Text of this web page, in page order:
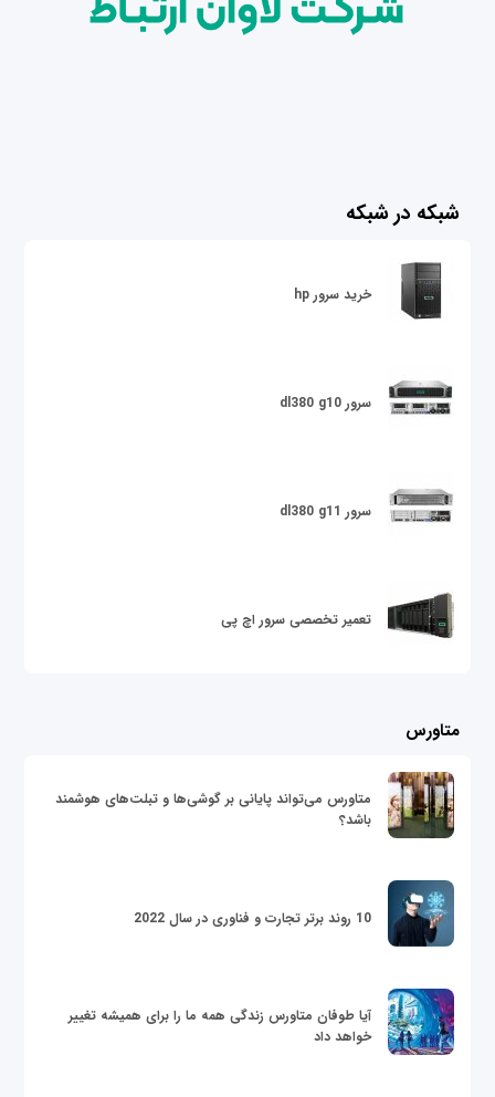
شبکه در شبکه
خرید سرور hp
سرور dl380 g10
سرور dl380 g11
تعمیر تخصصی سرور اچ پی
متاورس
متاورس می‌تواند پایانی بر گوشی‌ها و تبلت‌های هوشمند
باشد؟
10 روند برتر تجارت و فناوری در سال 2022
آیا طوفان متاورس زندگی همه ما را برای همیشه تغییر
خواهد داد